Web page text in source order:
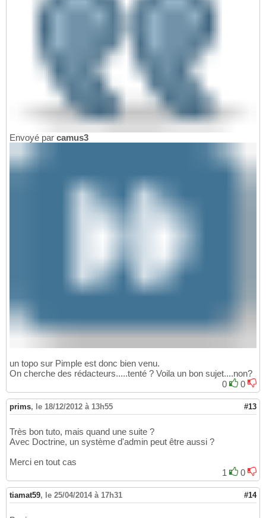
Envoyé par camus3
un topo sur Pimple est donc bien venu.
On cherche des rédacteurs.....tenté ? Voila un bon sujet....non?
0
0
prims, le 18/12/2012 à 13h55 #13
Très bon tuto, mais quand une suite ?
Avec Doctrine, un système d'admin peut être aussi ?
Merci en tout cas
1
0
tiamat59, le 25/04/2014 à 17h31 #14